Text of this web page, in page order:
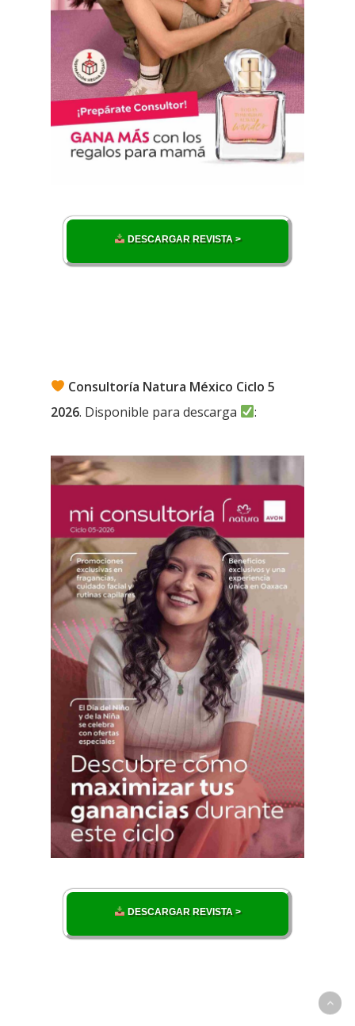
DESCARGAR REVISTA >
Consultoría Natura México Ciclo 5
2026. Disponible para descarga :
DESCARGAR REVISTA >